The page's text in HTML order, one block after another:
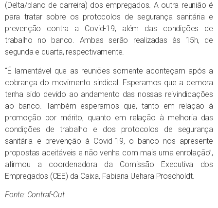
(Delta/plano de carreira) dos empregados. A outra reunião é
para tratar sobre os protocolos de segurança sanitária e
prevenção contra a Covid-19, além das condições de
trabalho no banco. Ambas serão realizadas às 15h, de
segunda e quarta, respectivamente.
“É lamentável que as reuniões somente aconteçam após a
cobrança do movimento sindical. Esperamos que a demora
tenha sido devido ao andamento das nossas reivindicações
ao banco. Também esperamos que, tanto em relação à
promoção por mérito, quanto em relação à melhoria das
condições de trabalho e dos protocolos de segurança
sanitária e prevenção à Covid-19, o banco nos apresente
propostas aceitáveis e não venha com mais uma enrolação”,
afirmou a coordenadora da Comissão Executiva dos
Empregados (CEE) da Caixa, Fabiana Uehara Proscholdt.
Fonte: Contraf-Cut